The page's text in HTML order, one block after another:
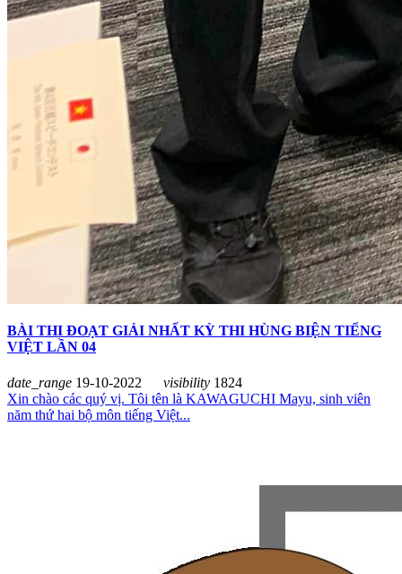
BÀI THI ĐOẠT GIẢI NHẤT KỲ THI HÙNG BIỆN TIẾNG
VIỆT LẦN 04
date_range 19-10-2022 visibility 1824
Xin chào các quý vị. Tôi tên là KAWAGUCHI Mayu, sinh viên
năm thứ hai bộ môn tiếng Việt...